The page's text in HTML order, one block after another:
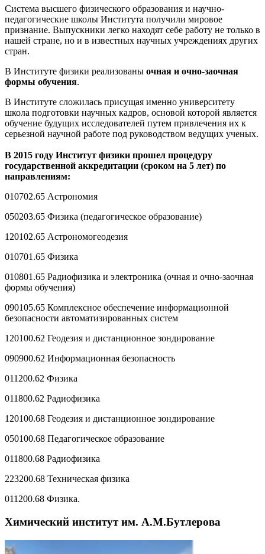
Система высшего физического образования и научно-
педагогические школы Института получили мировое
признание. Выпускники легко находят себе работу не только в
нашей стране, но и в известных научных учреждениях других
стран.
В Институте физики реализованы очная и очно-заочная
формы обучения.
В Институте сложилась присущая именно университету
школа подготовки научных кадров, основой которой является
обучение будущих исследователей путем привлечения их к
серьезной научной работе под руководством ведущих ученых.
В 2015 году Институт физики прошел процедуру
государственной аккредитации (сроком на 5 лет) по
направлениям:
010702.65 Астрономия
050203.65 Физика (педагогическое образование)
120102.65 Астрономогеодезия
010701.65 Физика
010801.65 Радиофизика и электроника (очная и очно-заочная
формы обучения)
090105.65 Комплексное обеспечение информационной
безопасности автоматизированных систем
120100.62 Геодезия и дистанционное зондирование
090900.62 Информационная безопасность
011200.62 Физика
011800.62 Радиофизика
120100.68 Геодезия и дистанционное зондирование
050100.68 Педагогическое образование
011800.68 Радиофизика
223200.68 Техническая физика
011200.68 Физика.
Химический институт им. А.М.Бутлерова